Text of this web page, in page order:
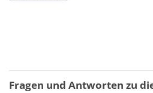
Fragen und Antworten zu